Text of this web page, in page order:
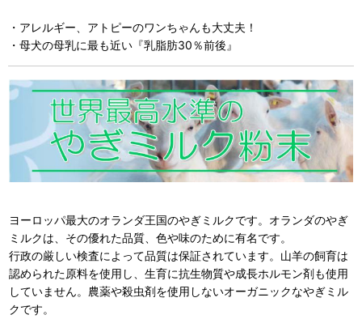
・アレルギー、アトピーのワンちゃんも大丈夫！
・母犬の母乳に最も近い『乳脂肪30％前後』
ヨーロッパ最大のオランダ王国のやぎミルクです。オランダのやぎ
ミルクは、その優れた品質、色や味のために有名です。
行政の厳しい検査によって品質は保証されています。山羊の飼育は
認められた原料を使用し、生育に抗生物質や成長ホルモン剤も使用
していません。農薬や殺虫剤を使用しないオーガニックなやぎミル
クです。